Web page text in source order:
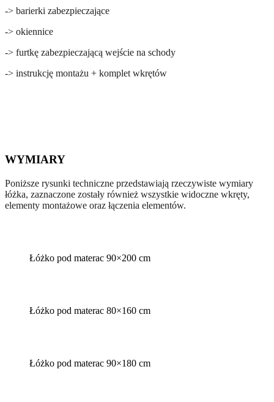
-> barierki zabezpieczające
-> okiennice
-> furtkę zabezpieczającą wejście na schody
-> instrukcję montażu + komplet wkrętów
WYMIARY
Poniższe rysunki techniczne przedstawiają rzeczywiste wymiary
łóżka, zaznaczone zostały również wszystkie widoczne wkręty,
elementy montażowe oraz łączenia elementów.
Łóżko pod materac 90×200 cm
Łóżko pod materac 80×160 cm
Łóżko pod materac 90×180 cm